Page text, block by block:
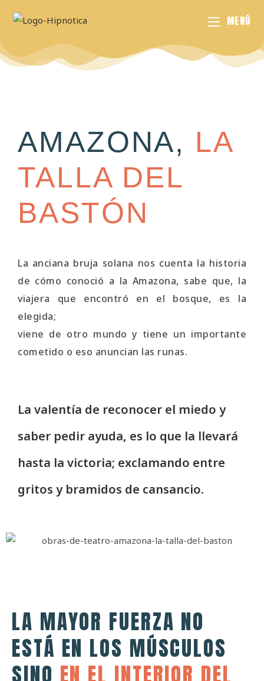
MENÚ
AMAZONA, LA
TALLA DEL
BASTÓN
La anciana bruja solana nos cuenta la historia
de cómo conoció a la Amazona, sabe que, la
viajera que encontró en el bosque, es la
elegida;
viene de otro mundo y tiene un importante
cometido o eso anuncian las runas.
La valentía de reconocer el miedo y
saber pedir ayuda, es lo que la llevará
hasta la victoria; exclamando entre
gritos y bramidos de cansancio.
LA MAYOR FUERZA NO
ESTÁ EN LOS MÚSCULOS